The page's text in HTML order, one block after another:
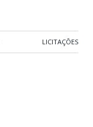
LICITAÇÕES